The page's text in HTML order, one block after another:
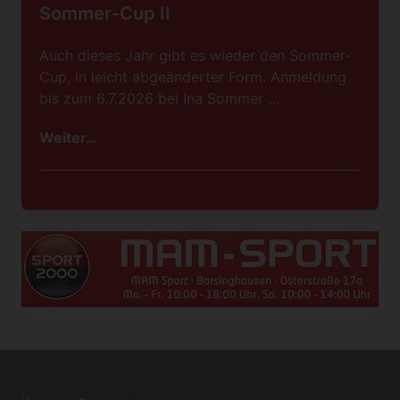
Sommer-Cup II
Auch dieses Jahr gibt es wieder den Sommer-
Cup, in leicht abgeänderter Form. Anmeldung
bis zum 6.7.2026 bei Ina Sommer …
Weiter…